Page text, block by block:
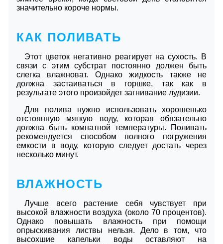
значительно короче нормы.
КАК ПОЛИВАТЬ
Этот цветок негативно реагирует на сухость. В
связи с этим субстрат постоянно должен быть
слегка влажноват. Однако жидкость также не
должна застаиваться в горшке, так как в
результате этого произойдет загнивание лудизии.
Для полива нужно использовать хорошенько
отстоянную мягкую воду, которая обязательно
должна быть комнатной температуры. Поливать
рекомендуется способом полного погружения
емкости в воду, которую следует достать через
несколько минут.
ВЛАЖНОСТЬ
Лучше всего растение себя чувствует при
высокой влажности воздуха (около 70 процентов).
Однако повышать влажность при помощи
опрыскивания листвы нельзя. Дело в том, что
высохшие капельки воды оставляют на